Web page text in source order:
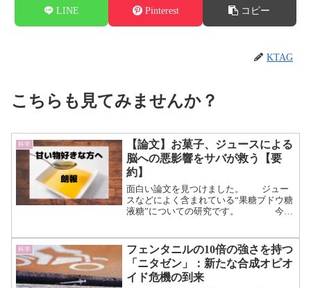
LINE Pinterest コピー
KTAG
こちらも見てみませんか？
科学
【論文】お菓子、ジュースによる
脳への悪影響をサバが救う【要
約】
面白い論文を見つけました。 ジュー
スなどによく含まれている“果糖ブドウ糖
液糖”についての研究です。 今回
それを緩和してくれるという研究をまと
めた論文についてお...（続きを読む）
科学
フェンタニルの10倍の強さを持つ
「ニタゼン」：新たな合成オピオ
イド危機の到来